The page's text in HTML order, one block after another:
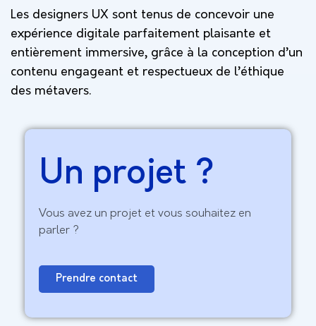
Les designers UX sont tenus de concevoir une
expérience digitale parfaitement plaisante et
entièrement immersive, grâce à la conception d’un
contenu engageant et respectueux de l’éthique
des métavers.
Un projet ?
Vous avez un projet et vous souhaitez en
parler ?
Prendre contact